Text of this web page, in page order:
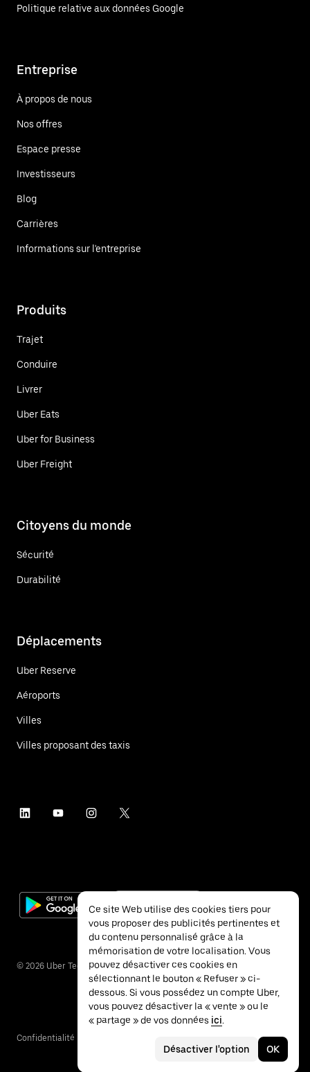
Politique relative aux données Google
Entreprise
À propos de nous
Nos offres
Espace presse
Investisseurs
Blog
Carrières
Informations sur l'entreprise
Produits
Trajet
Conduire
Livrer
Uber Eats
Uber for Business
Uber Freight
Citoyens du monde
Sécurité
Durabilité
Déplacements
Uber Reserve
Aéroports
Villes
Villes proposant des taxis
© 2026 Uber Technologies Inc.
Confidentialité
Ce site Web utilise des cookies tiers pour
vous proposer des publicités pertinentes et
du contenu personnalisé grâce à la
mémorisation de votre localisation. Vous
pouvez désactiver ces cookies en
sélectionnant le bouton « Refuser » ci-
dessous. Si vous possédez un compte Uber,
vous pouvez désactiver la « vente » ou le
« partage » de vos données ici.
Désactiver l'option OK